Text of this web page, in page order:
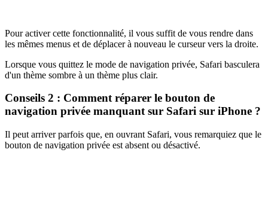
Pour activer cette fonctionnalité, il vous suffit de vous rendre dans
les mêmes menus et de déplacer à nouveau le curseur vers la droite.
Lorsque vous quittez le mode de navigation privée, Safari basculera
d'un thème sombre à un thème plus clair.
Conseils 2 : Comment réparer le bouton de
navigation privée manquant sur Safari sur iPhone ?
Il peut arriver parfois que, en ouvrant Safari, vous remarquiez que le
bouton de navigation privée est absent ou désactivé.